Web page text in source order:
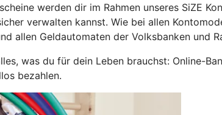
werden dir im Rahmen unseres SiZE
verwalten kannst. Wie bei allen
allen Geldautomaten der Volksbanken und
was du für dein Leben brauchst: Online-
bezahlen.